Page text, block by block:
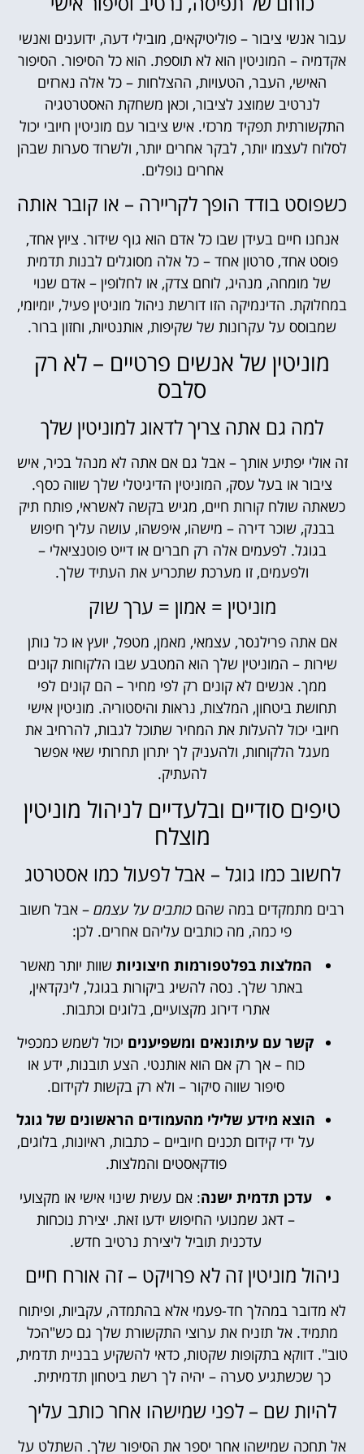
עבור אנשי ציבור – פוליטיקאים, מובילי דעה, ידוענים ואנשי
אקדמיה – המוניטין הוא לא תוספת. הוא כל הסיפור. הסיפור
האישי, העבר, הטעויות, ההצלחות – כל אלה נארזים
לנרטיב שמוצג לציבור, וכאן משחקת האסטרטגיה
התקשורתית תפקיד מרכזי. איש ציבור עם מוניטין חיובי יכול
לסלוח לעצמו יותר, לבקר אחרים יותר, ולשרוד סערות שבהן
אחרים נופלים.
כשפוסט בודד הופך לקריירה – או קובר אותה
אנחנו חיים בעידן שבו כל אדם הוא גוף שידור. ציוץ אחד,
פוסט אחד, סרטון אחד – כל אלה מסוגלים לבנות תדמית
של מומחה, מנהיג, לוחם צדק, או לחלופין – אדם שנוי
במחלוקת. הדינמיקה הזו דורשת ניהול מוניטין פעיל, יומיומי,
שמבוסס על עקרונות של שקיפות, אותנטיות, וחזון ברור.
מוניטין של אנשים פרטיים – לא רק
סלבס
למה גם אתה צריך לדאוג למוניטין שלך
זה אולי יפתיע אותך – אבל גם אם אתה לא מנהל בכיר, איש
ציבור או בעל עסק, המוניטין הדיגיטלי שלך שווה כסף.
כשאתה שולח קורות חיים, מגיש בקשה לאשראי, פותח תיק
בבנק, שוכר דירה – מישהו, איפשהו, עושה עליך חיפוש
בגוגל. לפעמים אלה רק חברים או דייט פוטנציאלי –
ולפעמים, זו מערכת שתכריע את העתיד שלך.
מוניטין = אמון = ערך שוק
אם אתה פרילנסר, עצמאי, מאמן, מטפל, יועץ או כל נותן
שירות – המוניטין שלך הוא המטבע שבו הלקוחות קונים
ממך. אנשים לא קונים רק לפי מחיר – הם קונים לפי
תחושת ביטחון, המלצות, נראות והיסטוריה. מוניטין אישי
חיובי יכול להעלות את המחיר שתוכל לגבות, להרחיב את
מעגל הלקוחות, ולהעניק לך יתרון תחרותי שאי אפשר
להעתיק.
טיפים סודיים ובלעדיים לניהול מוניטין
מוצלח
לחשוב כמו גוגל – אבל לפעול כמו אסטרטג
רבים מתמקדים במה שהם כותבים על עצמם – אבל חשוב
פי כמה, מה כותבים עליהם אחרים. לכן:
המלצות בפלטפורמות חיצוניות שוות יותר מאשר
באתר שלך. נסה להשיג ביקורות בגוגל, לינקדאין,
אתרי דירוג מקצועיים, בלוגים וכתבות.
קשר עם עיתונאים ומשפיענים יכול לשמש כמכפיל
כוח – אך רק אם הוא אותנטי. הצע תובנות, ידע או
סיפור שווה סיקור – ולא רק בקשות לקידום.
הוצא מידע שלילי מהעמודים הראשונים של גוגל
על ידי קידום תכנים חיוביים – כתבות, ראיונות, בלוגים,
פודקאסטים והמלצות.
עדכן תדמית ישנה: אם עשית שינוי אישי או מקצועי
– דאג שמנועי החיפוש ידעו זאת. יצירת נוכחות
עדכנית תוביל ליצירת נרטיב חדש.
ניהול מוניטין זה לא פרויקט – זה אורח חיים
לא מדובר במהלך חד-פעמי אלא בהתמדה, עקביות, ופיתוח
מתמיד. אל תזניח את ערוצי התקשורת שלך גם כש"הכל
טוב". דווקא בתקופות שקטות, כדאי להשקיע בבניית תדמית,
כך שכשתגיע סערה – יהיה לך רשת ביטחון תדמיתית.
להיות שם – לפני שמישהו אחר כותב עליך
אל תחכה שמישהו אחר יספר את הסיפור שלך. השתלט על